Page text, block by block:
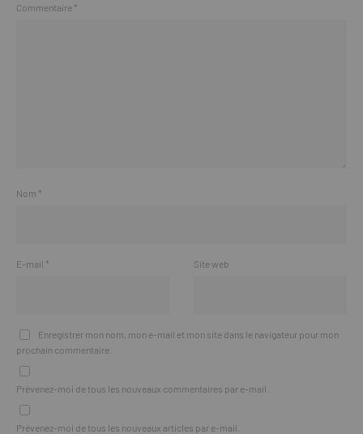
Commentaire *
Nom *
E-mail * Site web
Enregistrer mon nom, mon e-mail et mon site dans le navigateur pour mon
prochain commentaire.
Prévenez-moi de tous les nouveaux commentaires par e-mail.
Prévenez-moi de tous les nouveaux articles par e-mail.